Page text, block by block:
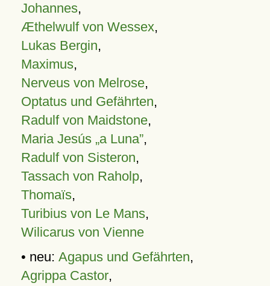
Johannes,
Æthelwulf von Wessex,
Lukas Bergin,
Maximus,
Nerveus von Melrose,
Optatus und Gefährten,
Radulf von Maidstone,
Maria Jesús „a Luna”,
Radulf von Sisteron,
Tassach von Raholp,
Thomaïs,
Turibius von Le Mans,
Wilicarus von Vienne
• neu: Agapus und Gefährten,
Agrippa Castor,